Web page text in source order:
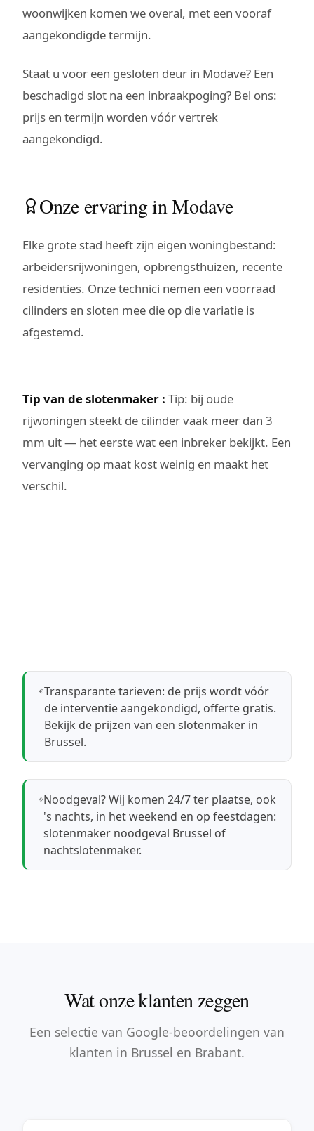
woonwijken komen we overal, met een vooraf
aangekondigde termijn.
Staat u voor een gesloten deur in Modave? Een
beschadigd slot na een inbraakpoging? Bel ons:
prijs en termijn worden vóór vertrek
aangekondigd.
Onze ervaring in Modave
Elke grote stad heeft zijn eigen woningbestand:
arbeidersrijwoningen, opbrengsthuizen, recente
residenties. Onze technici nemen een voorraad
cilinders en sloten mee die op die variatie is
afgestemd.
Tip van de slotenmaker : Tip: bij oude
rijwoningen steekt de cilinder vaak meer dan 3
mm uit — het eerste wat een inbreker bekijkt. Een
vervanging op maat kost weinig en maakt het
verschil.
Transparante tarieven: de prijs wordt vóór
de interventie aangekondigd, offerte gratis.
Bekijk de prijzen van een slotenmaker in
Brussel.
Noodgeval? Wij komen 24/7 ter plaatse, ook
's nachts, in het weekend en op feestdagen:
slotenmaker noodgeval Brussel of
nachtslotenmaker.
Wat onze klanten zeggen
Een selectie van Google-beoordelingen van
klanten in Brussel en Brabant.